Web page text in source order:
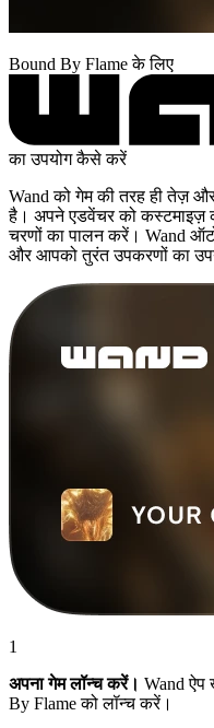
Bound By Flame के लिए
का उपयोग कैसे करें
Wand को गेम की तरह ही तेज़
है। अपने एडवेंचर को कस्टमाइज़
चरणों का पालन करें। Wand
और आपको तुरंत उपकरणों का
1
अपना गेम लॉन्च करें। Wand ऐप
By Flame को लॉन्च करें।